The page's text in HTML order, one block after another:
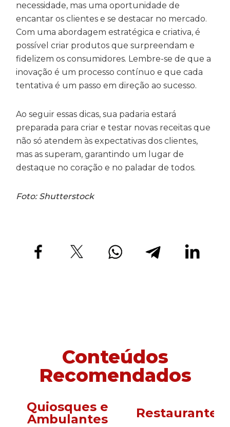
necessidade, mas uma oportunidade de
encantar os clientes e se destacar no mercado.
Com uma abordagem estratégica e criativa, é
possível criar produtos que surpreendam e
fidelizem os consumidores. Lembre-se de que a
inovação é um processo contínuo e que cada
tentativa é um passo em direção ao sucesso.
Ao seguir essas dicas, sua padaria estará
preparada para criar e testar novas receitas que
não só atendem às expectativas dos clientes,
mas as superam, garantindo um lugar de
destaque no coração e no paladar de todos.
Foto: Shutterstock
Conteúdos
Recomendados
Quiosques e
Ambulantes
Restaurantes